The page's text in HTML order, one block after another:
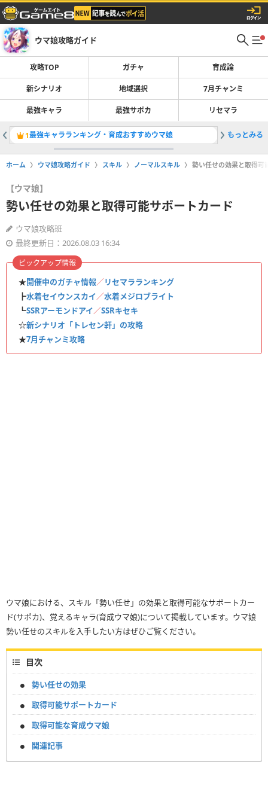
ウマ娘攻略ガイド
攻略TOP ガチャ 育成論
新シナリオ 地域選択 7月チャンミ
最強キャラ 最強サポカ リセマラ
1最強キャラランキング・育成おすすめウマ娘 2新シナ
もっとみる
ホーム ウマ娘攻略ガイド スキル ノーマルスキル 勢い任せの効果と取得可
【ウマ娘】
勢い任せの効果と取得可能サポートカード
ウマ娘攻略班
最終更新日：2026.08.03 16:34
★開催中のガチャ情報／リセマラランキング
┣水着セイウンスカイ／水着メジロブライト
┗SSRアーモンドアイ／SSRキセキ
☆新シナリオ「トレセン軒」の攻略
★7月チャンミ攻略
ピックアップ情報
ウマ娘における、スキル「勢い任せ」の効果と取得可能なサポートカー
ド(サポカ)、覚えるキャラ(育成ウマ娘)について掲載しています。ウマ娘
勢い任せのスキルを入手したい方はぜひご覧ください。
目次
勢い任せの効果
取得可能サポートカード
取得可能な育成ウマ娘
関連記事